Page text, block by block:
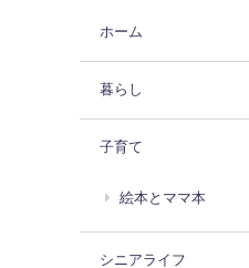
ホーム
暮らし
子育て
絵本とママ本
シニアライフ